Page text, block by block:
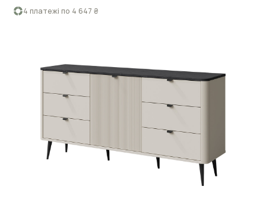
4 платежі по 4 647 ₴